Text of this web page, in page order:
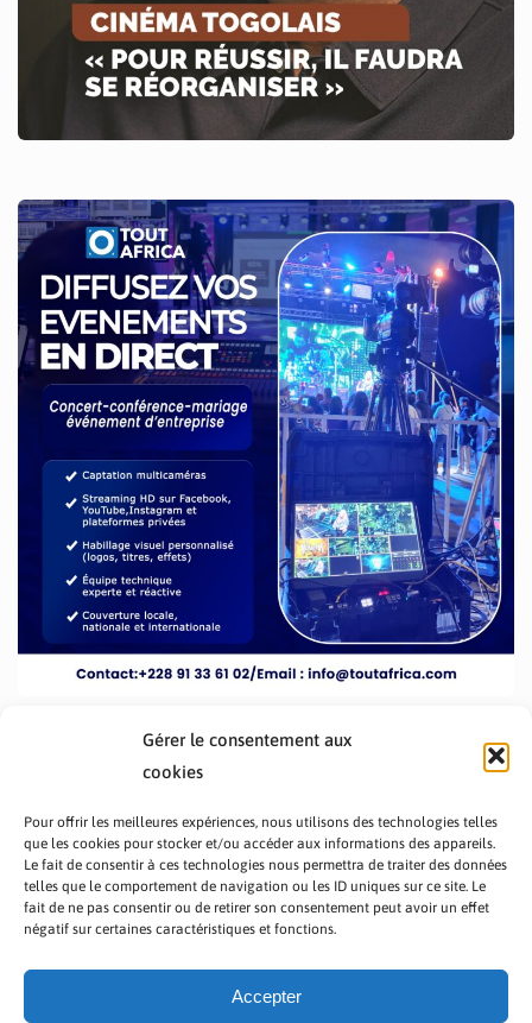
Gérer le consentement aux
cookies
Pour offrir les meilleures expériences, nous utilisons des technologies telles
que les cookies pour stocker et/ou accéder aux informations des appareils.
Le fait de consentir à ces technologies nous permettra de traiter des données
telles que le comportement de navigation ou les ID uniques sur ce site. Le
fait de ne pas consentir ou de retirer son consentement peut avoir un effet
négatif sur certaines caractéristiques et fonctions.
Accepter
PRÉSENTATION TOUTAFRICA
A PROPOS